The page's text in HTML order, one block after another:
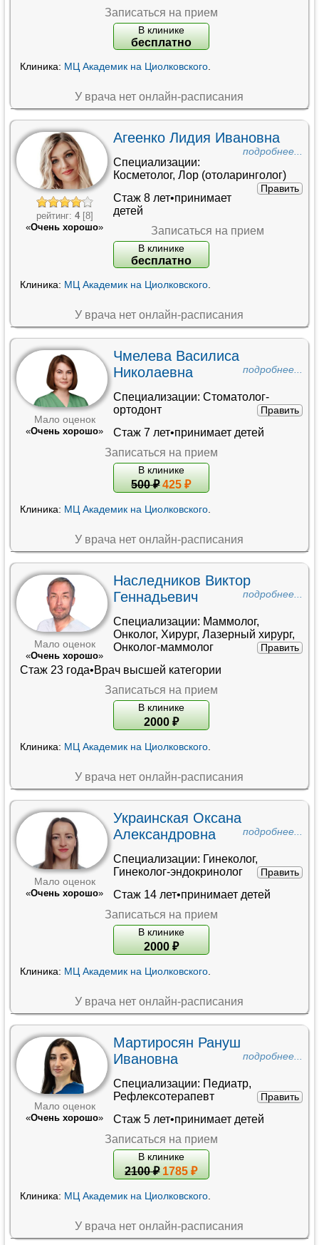
Записаться на прием
В клинике
бесплатно
Клиника: МЦ Академик на Циолковского.
У врача нет онлайн-расписания
рейтинг: 4[8]
«Очень хорошо»
Агеенко Лидия Ивановна
подробнее...
Специализации:
Косметолог, Лор (отоларинголог)
Править
Стаж 8 лет•принимает
детей
Записаться на прием
В клинике
бесплатно
Клиника: МЦ Академик на Циолковского.
У врача нет онлайн-расписания
Мало оценок
«Очень хорошо»
Чмелева Василиса
Николаевна
подробнее...
Специализации: Стоматолог-
ортодонт
Править
Стаж 7 лет•принимает детей
Записаться на прием
В клинике
500 ₽ 425 ₽
Клиника: МЦ Академик на Циолковского.
У врача нет онлайн-расписания
Мало оценок
«Очень хорошо»
Наследников Виктор
Геннадьевич
подробнее...
Специализации: Маммолог,
Онколог, Хирург, Лазерный хирург,
Онколог-маммолог
Править
Стаж 23 года•Врач высшей категории
Записаться на прием
В клинике
2000 ₽
Клиника: МЦ Академик на Циолковского.
У врача нет онлайн-расписания
Мало оценок
«Очень хорошо»
Украинская Оксана
Александровна
подробнее...
Специализации: Гинеколог,
Гинеколог-эндокринолог
Править
Стаж 14 лет•принимает детей
Записаться на прием
В клинике
2000 ₽
Клиника: МЦ Академик на Циолковского.
У врача нет онлайн-расписания
Мало оценок
«Очень хорошо»
Мартиросян Рануш
Ивановна
подробнее...
Специализации: Педиатр,
Рефлексотерапевт
Править
Стаж 5 лет•принимает детей
Записаться на прием
В клинике
2100 ₽ 1785 ₽
Клиника: МЦ Академик на Циолковского.
У врача нет онлайн-расписания